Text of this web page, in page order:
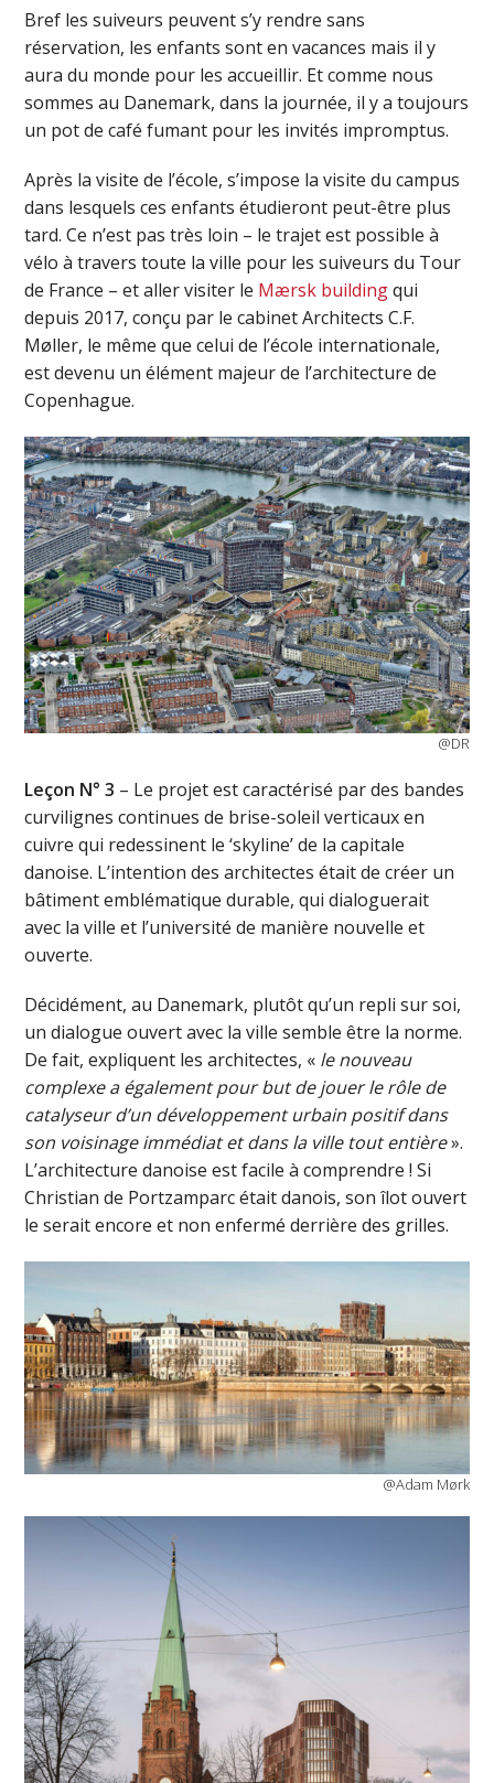
Bref les suiveurs peuvent s’y rendre sans
réservation, les enfants sont en vacances mais il y
aura du monde pour les accueillir. Et comme nous
sommes au Danemark, dans la journée, il y a toujours
un pot de café fumant pour les invités impromptus.
Après la visite de l’école, s’impose la visite du campus
dans lesquels ces enfants étudieront peut-être plus
tard. Ce n’est pas très loin – le trajet est possible à
vélo à travers toute la ville pour les suiveurs du Tour
de France – et aller visiter le Mærsk buildingqui
depuis 2017, conçu par le cabinet Architects C.F.
Møller, le même que celui de l’école internationale,
est devenu un élément majeur de l’architecture de
Copenhague.
@DR
Leçon N° 3 – Le projet est caractérisé par des bandes
curvilignes continues de brise-soleil verticaux en
cuivre qui redessinent le ‘skyline’ de la capitale
danoise. L’intention des architectes était de créer un
bâtiment emblématique durable, qui dialoguerait
avec la ville et l’université de manière nouvelle et
ouverte.
Décidément, au Danemark, plutôt qu’un repli sur soi,
un dialogue ouvert avec la ville semble être la norme.
De fait, expliquent les architectes, « le nouveau
complexe a également pour but de jouer le rôle de
catalyseur d’un développement urbain positif dans
son voisinage immédiat et dans la ville tout entière».
L’architecture danoise est facile à comprendre ! Si
Christian de Portzamparc était danois, son îlot ouvert
le serait encore et non enfermé derrière des grilles.
@Adam Mørk